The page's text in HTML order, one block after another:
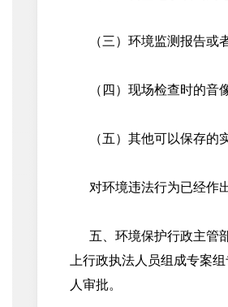
（三）环境监测报告或者
（四）现场检查时的音像
（五）其他可以保存的实
对环境违法行为已经作出
五、环境保护行政主管部
上行政执法人员组成专案
人审批。